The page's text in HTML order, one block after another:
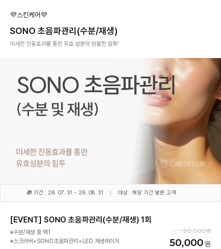
💜스킨케어💜
SONO 초음파관리(수분/재생)
미세한 진동효과를 통한 유효 성분의 원활한 침투!
🎁 기간 : 26. 07. 31 ~ 26. 08. 31 대상 : 해당 기간 방문 고객
[EVENT] SONO 초음파관리(수분/재생) 1회
※수분/재생 중 택1
※스크러버+SONO초음파관리+LED 재생레이저
90,000
50,000